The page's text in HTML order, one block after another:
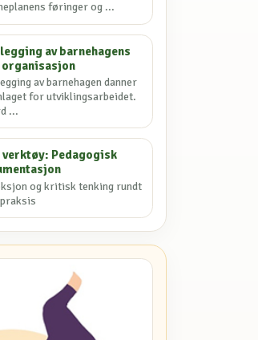
føringer og ...
av barnehagens
organisasjon
av barnehagen danner
for utviklingsarbeidet.
...
Pedagogisk
og kritisk tenking rundt